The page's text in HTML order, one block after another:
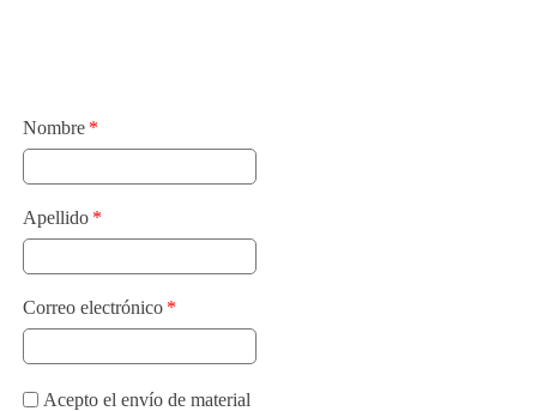
Nombre
Apellido
Correo electrónico
Acepto el envío de material